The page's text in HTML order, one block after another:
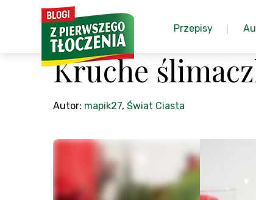
Przepisy
Kruche
Autor: mapik27, Świat Ciasta